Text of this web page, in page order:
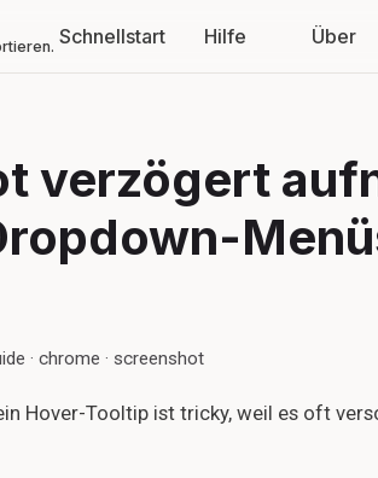
Schnellstart Hilfe Über
verzögert
· chrome · screenshot
Hover-Tooltip ist tricky, weil es oft